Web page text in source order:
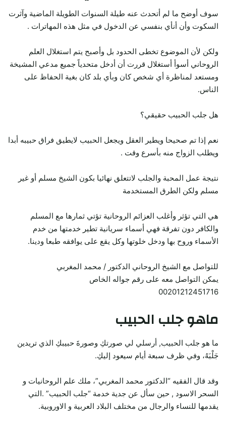
سوف أوضح ما لم أتحدث عنه طيلة السنوات الطويلة الماضية وآثرت
السكوت وأن أنأي بنفسي عن الدخول في مثل هذه المهاترات .
ولكن لأن الموضوع تخطى الحدود بل وأصبح يتم استغلال العلم
الروحاني أسوأ أستغلال قررت أن أدخل متحدياً جميع مدعي المشيخة
ومستعد لمناظرة أي شخص كان وبأي بلد كان بغية الحفاظ على
الناس.
هل جلب الحبيب حقيقي؟
نعم إذا تم صحيحا ويطير العقل ويجعل الحبيب لايطيق فراق حبيبه أبدا
ويطلب الزواج منه بأسرع وقت .
نتيجة عمل المحبة والجلب لاتتعلق نهائيا بكون الشيخ مسلم أو غير
مسلم ولكن الطرق المستخدمة
هي التي تؤثر وأغلب العزائم الروحانية تؤتي ثمارها مع المسلم
والكافر دون تفرقة فهي أسماء سريانية تطير خدمتها من خدم
الأسماء وروح بها ودخل خلوتها وكل يقع على يوافقه طبعا ودينا.
للتواصل مع الشيخ الروحاني الدكتور / محمد المغربي
يمكن التواصل معه على رقم جواله الخاص
00201212451716
ماهو جلب الحبيب
ما هو جلب الحبيب, أرسلي لي صورتكِ وصورةَ حبيبكِ الذي تريدين
جَلْبَهُ، وفي ظرف سبعة أيام سيعود إليكِ.
وقد قال الفقيه “الدكتور محمد المغربي”، ملك علم الروحانيات و
السحر الاسود , حين سأل عن جدية خدمة “جلب الحبيب” .التي
يقدمها للنساء والرجال من مختلف البلاد العربية و الاوروبية.